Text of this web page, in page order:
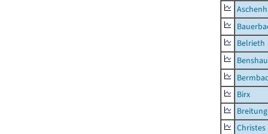
Belrieth
Birx
Christes